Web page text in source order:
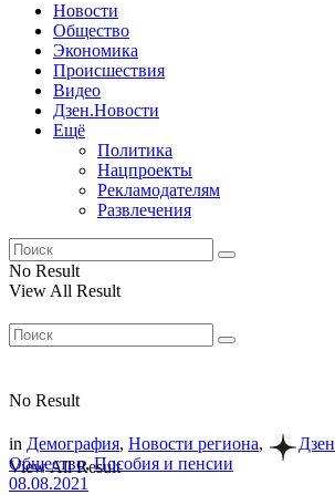
Новости
Общество
Экономика
Происшествия
Видео
Дзен.Новости
Ещё
Политика
Нацпроекты
Рекламодателям
Развлечения
No Result
View All Result
No Result
View All Result
Дзен
in Демография, Новости региона,
Общество,Пособия и пенсии
08.08.2021